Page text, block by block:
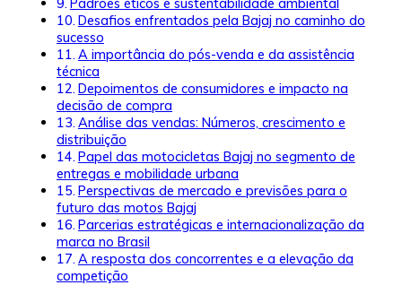
Padrões éticos e sustentabilidade ambiental
Desafios enfrentados pela Bajaj no caminho do
sucesso
A importância do pós-venda e da assistência
técnica
Depoimentos de consumidores e impacto na
decisão de compra
Análise das vendas: Números, crescimento e
distribuição
Papel das motocicletas Bajaj no segmento de
entregas e mobilidade urbana
Perspectivas de mercado e previsões para o
futuro das motos Bajaj
Parcerias estratégicas e internacionalização da
marca no Brasil
A resposta dos concorrentes e a elevação da
competição